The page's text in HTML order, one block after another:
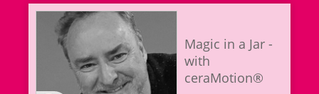
Magic in a Jar -
with
ceraMotion®